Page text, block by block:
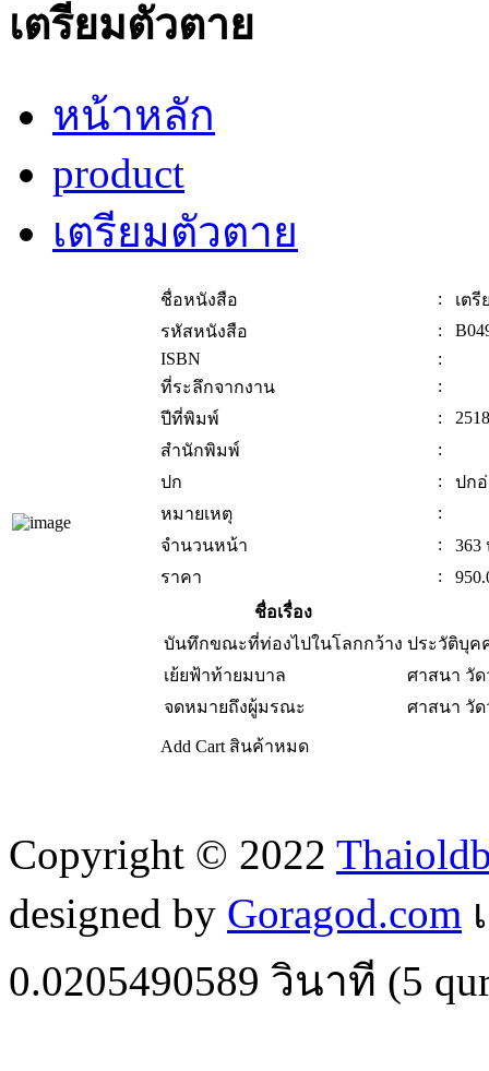
เตรียมตัวตาย
หน้าหลัก
product
เตรียมตัวตาย
ชื่อหนังสือ :
เต
รหัสหนังสือ
:
ISBN
:
ที่ระลึกจากงาน
:
ปีที่พิมพ์
:
2518
สำนักพิมพ์
:
ปก
:
ปก
หมายเหตุ
:
จำนวนหน้า
:
363
ราคา
:
ชื่อเรื่อง
บันทึกขณะที่ท่องไปในโลกกว้าง ประวัติบุค
เย้ยฟ้าท้ายมบาล
ศาสนา วั
จดหมายถึงผู้มรณะ
ศาสนา วั
Add Cart สินค้าหมด
Copyright © 2022
designed by Goragod.com
0.0205490589 วินาที (5